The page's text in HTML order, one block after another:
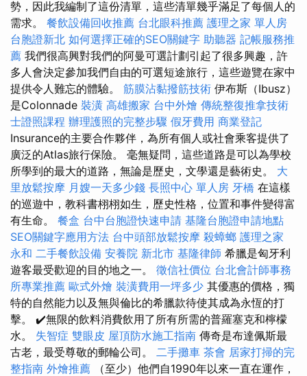
勢，因此我編制了這份清單，這些清單幾乎滿足了每個人的
需求。 餐飲設備回收推薦 台北眼科推薦 護理之家 單人房
台胞證新北 如何選擇正確的SEO關鍵字 助聽器 記帳服務推
薦 我們很高興對我們的阿曼可選計劃引起了很多興趣，許
多人會決定參加我們自由的可選短途旅行，這些遊覽在家中
提供令人難忘的體驗。 筋膜沾黏撥筋技術 伊布斯（Ibusz）
是Colonnade 裝潢 高雄搬家 台中外燴 傳統整復推拿技術
士證照課程 辦理護照的完整步驟 假牙費用 商業登記
Insurance的主要合作夥伴，為所有個人或社會乘客提供了
廣泛的Atlas旅行保險。 毫無疑問，這些道路是可以為學校
所學到的最大的道路，無論是歷史，文學還是藝術史。 大
里放鬆按摩 月嫂一天多少錢 長照中心 單人房 牙橋 在這樣
的巡遊中，教科書栩栩如生，歷史性格，位置和事件變得富
有生命。 餐盒 台中台胞證快速申請 基隆台胞證申請地點
SEO關鍵字應用方法 台中頭部放鬆按摩 殺蟑螂 護理之家
永和 二手餐飲設備 安養院 新北市 基隆律師 希臘是匈牙利
遊客最受歡迎的目的地之一。 徵信社價位 台北會計師事務
所專業推薦 歐式外燴 裝潢費用一坪多少 其優惠的價格，獨
特的自然能力以及無與倫比的希臘款待使其成為永恆的打
擊。 ✔️無限的飲料消費飲用了所有所需的普羅塞克和檸檬
水。 失智症 雙眼皮 屋頂防水施工指南 傳奇是布達佩斯最
古老，最受尊敬的郵輪公司。 二手攤車 茶會 居家打掃的完
整指南 外燴推薦 （至少）他們自1990年以來一直在運作，